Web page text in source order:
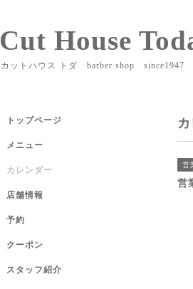
Cut House
カットハウス トダ barber shop since1947
営
営
トップページ
メニュー
カレンダー
店舗情報
予約
クーポン
スタッフ紹介